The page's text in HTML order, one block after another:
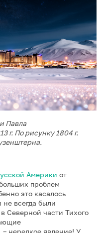
Павла
г. По рисунку 1804 г.
Америки от
проблем
это касалось
всегда были
Северной части Тихого
нередкое явление! У